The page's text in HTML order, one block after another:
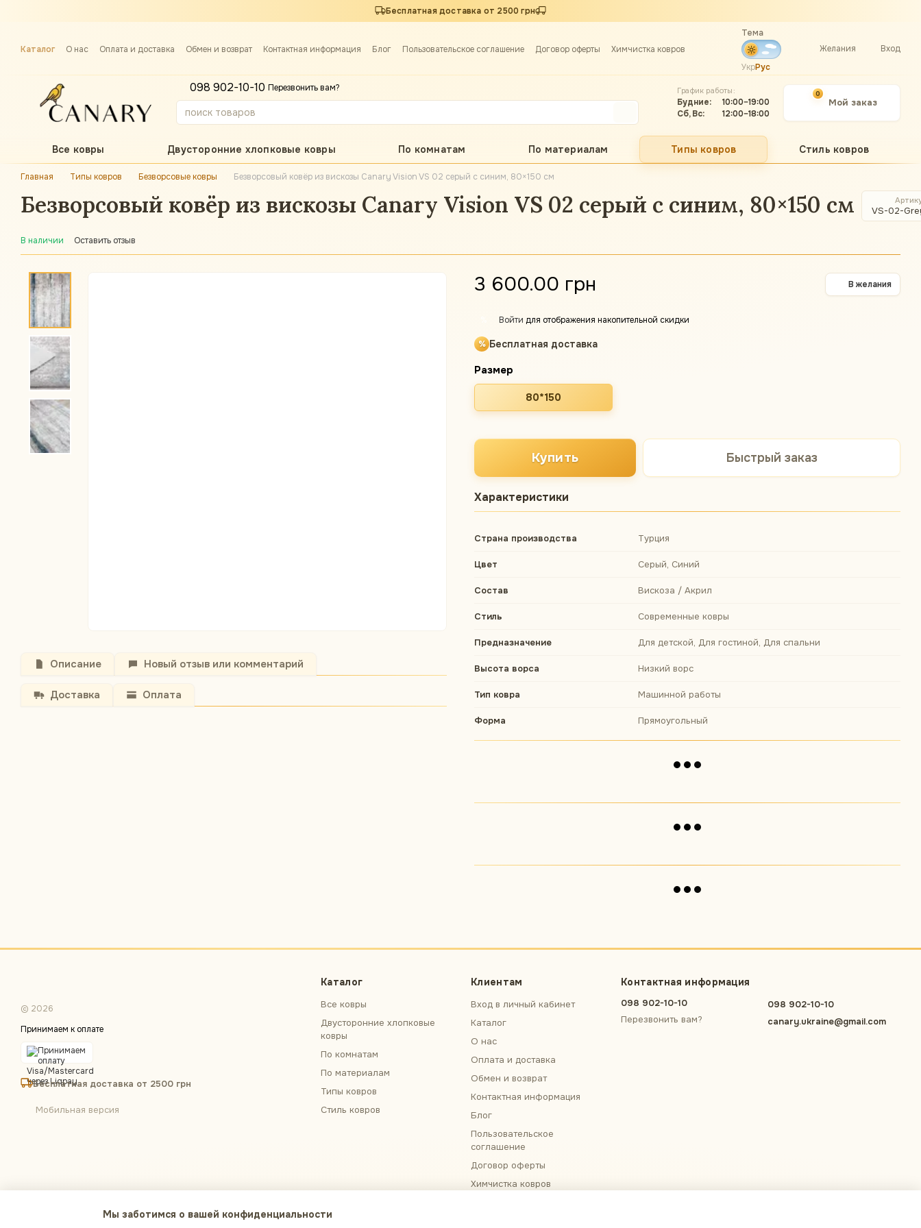
Бесплатная доставка от 2500 грн
Каталог О нас Оплата и доставка Обмен и возврат Контактная информация Блог Пользовательское соглашение Договор оферты
Химчистка ковров
Тема
УкрРус
Желания Вход
098 902-10-10 Перезвонить вам? График работы:
Будние:
10:00–19:00
Сб, Вс:
12:00–18:00
0
Мой заказ
Все ковры Двусторонние хлопковые ковры По комнатам По материалам Типы ковров Стиль ковров
Главная Типы ковров Безворсовые ковры Безворсовый ковёр из вискозы Canary Vision VS 02 серый с синим, 80×150 см
Безворсовый ковёр из вискозы Canary Vision VS 02 серый с синим, 80×150 см VS-02-
В наличии Оставить отзыв
Описание Новый отзыв или комментарий
Доставка Оплата
3 600.00 грн В желания
Войти для отображения накопительной скидки
Бесплатная доставка
Размер
80*150
Купить Быстрый заказ
Характеристики
Страна производства Турция
Цвет Серый, Синий
Состав Вискоза / Акрил
Стиль Современные ковры
Предназначение Для детской, Для гостиной, Для спальни
Высота ворса Низкий ворс
Тип ковра Машинной работы
Форма Прямоугольный
© 2026
Принимаем к оплате
Бесплатная доставка от 2500 грн
Мобильная версия
Каталог
Все ковры
Двусторонние хлопковые
ковры
По комнатам
По материалам
Типы ковров
Стиль ковров
Клиентам
Вход в личный кабинет
Каталог
О нас
Оплата и доставка
Обмен и возврат
Контактная информация
Блог
Пользовательское
соглашение
Договор оферты
Химчистка ковров
Контактная информация
098 902-10-10
Перезвонить вам?
098 902-10-10
canary.ukraine@gmail.com
Мы заботимся о вашей конфиденциальности